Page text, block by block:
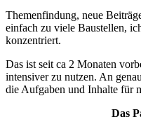
Themenfindung, neue
einfach zu viele Baustellen,
konzentriert.
Das ist seit ca 2 Monaten
intensiver zu nutzen. An
die Aufgaben und Inhalte für
Das